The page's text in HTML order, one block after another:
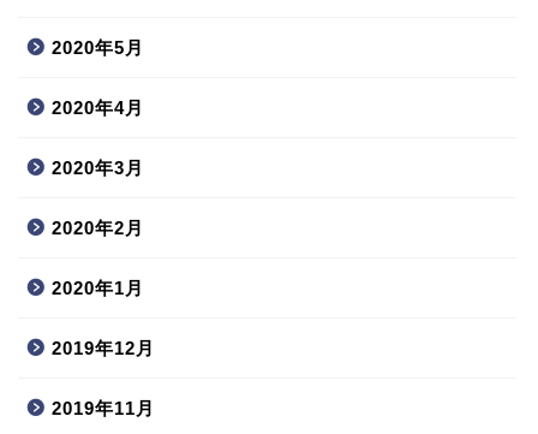
2020年5月
2020年4月
2020年3月
2020年2月
2020年1月
2019年12月
2019年11月